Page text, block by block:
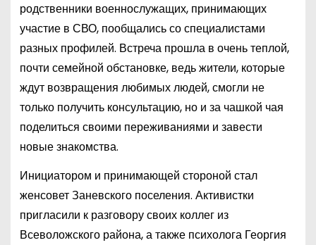
родственники военнослужащих, принимающих
участие в СВО, пообщались со специалистами
разных профилей. Встреча прошла в очень теплой,
почти семейной обстановке, ведь жители, которые
ждут возвращения любимых людей, смогли не
только получить консультацию, но и за чашкой чая
поделиться своими переживаниями и завести
новые знакомства.
Инициатором и принимающей стороной стал
женсовет Заневского поселения. Активистки
пригласили к разговору своих коллег из
Всеволожского района, а также психолога Георгия